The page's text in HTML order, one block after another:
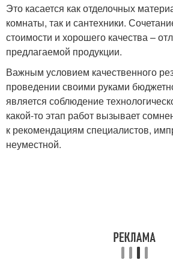
Это касается как отделочных
комнаты, так и сантехники.
стоимости и хорошего качества –
предлагаемой продукции.
Важным условием качественного
проведении своими руками
является соблюдение
какой-то этап работ вызывает
к рекомендациям специалистов,
неуместной.